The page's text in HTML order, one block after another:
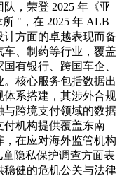
，荣登 2025 年《亚
"，在 2025 年 ALB
方面的卓越表现而备
、制药等行业，覆盖
有银行、跨国车企、
核心服务包括数据出
系搭建，其涉外合规
与跨境支付领域的数据
付机构提供覆盖东南
在应对海外监管机构
童隐私保护调查方面表
健的危机公关与法律